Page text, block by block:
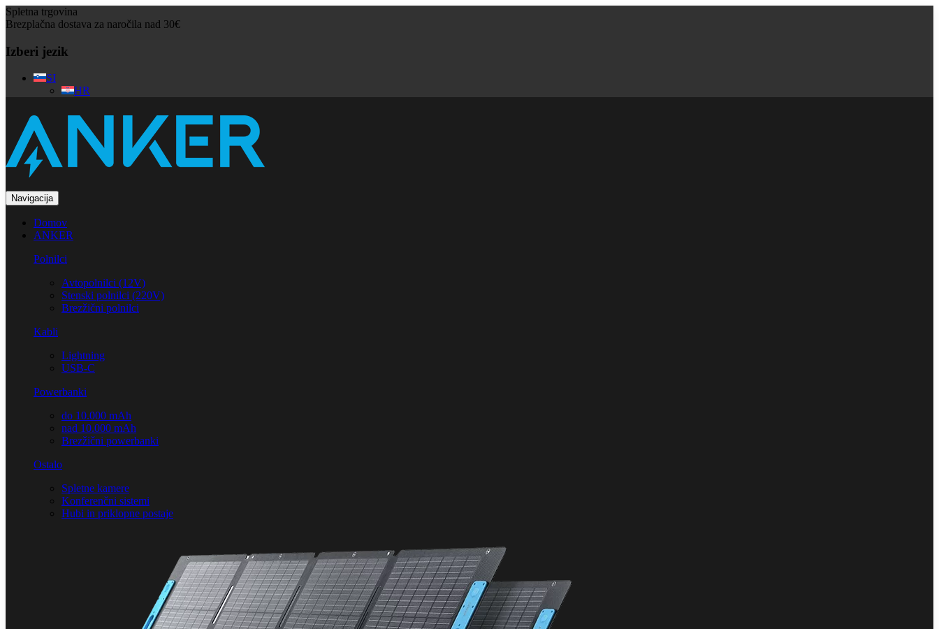
Spletna trgovina
Brezplačna dostava za naročila nad 30€
Izberi jezik
SI
HR
Navigacija
Domov
ANKER
Polnilci
Avtopolnilci (12V)
Stenski polnilci (220V)
Brezžični polnilci
Kabli
Lightning
USB-C
Powerbanki
do 10.000 mAh
nad 10.000 mAh
Brezžični powerbanki
Ostalo
Spletne kamere
Konferenčni sistemi
Hubi in priklopne postaje